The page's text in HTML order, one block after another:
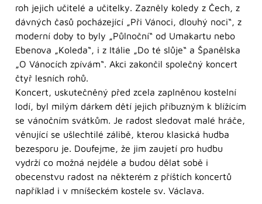
roh jejich učitelé a učitelky. Zazněly koledy z Čech, z
dávných časů pocházející „Při Vánoci, dlouhý noci“, z
moderní doby to byly „Půlnoční“ od Umakartu nebo
Ebenova „Koleda“, i z Itálie „Do té slůje“ a Španělska
„O Vánocích zpívám“. Akci zakončil společný koncert
čtyř lesních rohů.
Koncert, uskutečněný před zcela zaplněnou kostelní
lodí, byl milým dárkem dětí jejich příbuzným k blížícím
se vánočním svátkům. Je radost sledovat malé hráče,
věnující se ušlechtilé zálibě, kterou klasická hudba
bezesporu je. Doufejme, že jim zaujetí pro hudbu
vydrží co možná nejdéle a budou dělat sobě i
obecenstvu radost na některém z příštích koncertů
například i v mníšeckém kostele sv. Václava.